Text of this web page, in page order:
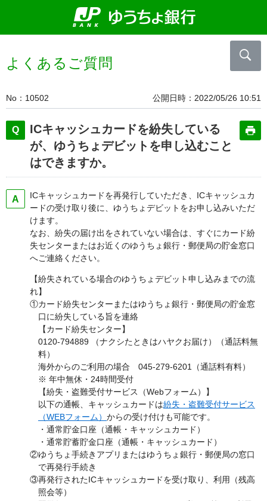
よくあるご質問
No 10502 公開日時 2022/05/26 10:51
ICキャッシュカードを紛失している
が、ゆうちょデビットを申し込むこと
はできますか。
ICキャッシュカードを再発行していただき、ICキャッシュカ
ードの受け取り後に、ゆうちょデビットをお申し込みいただ
けます。
なお、紛失の届け出をされていない場合は、すぐにカード紛
失センターまたはお近くのゆうちょ銀行・郵便局の貯金窓口
へご連絡ください。
【紛失されている場合のゆうちょデビット申し込みまでの流
れ】
①カード紛失センターまたはゆうちょ銀行・郵便局の貯金窓
口に紛失している旨を連絡
【カード紛失センター】
0120-794889 （ナクシたときはハヤクお届け）（通話料無
料）
海外からのご利用の場合 045-279-6201（通話料有料）
※ 年中無休・24時間受付
【紛失・盗難受付サービス（Webフォーム）】
以下の通帳、キャッシュカードは紛失・盗難受付サービス
（WEBフォーム） からの受け付けも可能です。
・通常貯金口座（通帳・キャッシュカード）
・通常貯蓄貯金口座（通帳・キャッシュカード）
②ゆうちょ手続きアプリまたはゆうちょ銀行・郵便局の窓口
で再発行手続き
③再発行されたICキャッシュカードを受け取り、利用（残高
照会等）